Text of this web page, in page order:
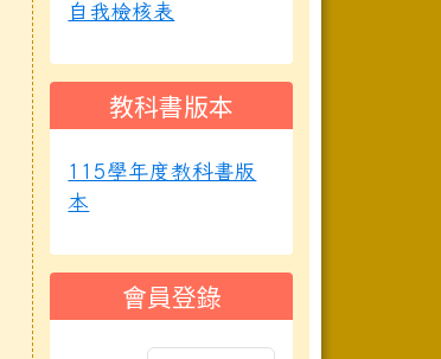
自我檢核表
教科書版本
115學年度教科書版
本
會員登錄